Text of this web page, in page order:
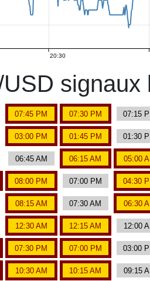
20:30
signaux
07:45 PM 07:30 PM 07:15
03:00 PM 01:45 PM 01:30
06:45 AM 06:15 AM 05:00
08:00 PM 07:00 PM 04:30
08:15 AM 07:30 AM 06:30
12:30 AM 12:15 AM 12:00
07:30 PM 07:00 PM 03:00
10:30 AM 10:15 AM 09:15